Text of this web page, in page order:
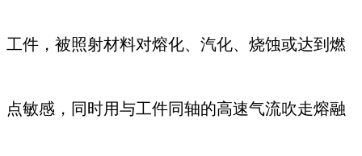
工件，被照射材料对熔化、汽化、烧蚀或达到燃
点敏感，同时用与工件同轴的高速气流吹走熔融